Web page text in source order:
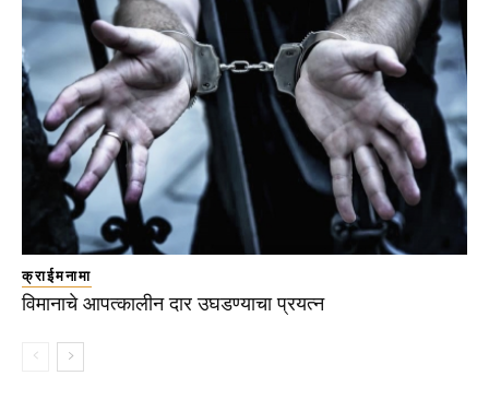
क्राईमनामा
विमानाचे आपत्कालीन दार उघडण्याचा प्रयत्न